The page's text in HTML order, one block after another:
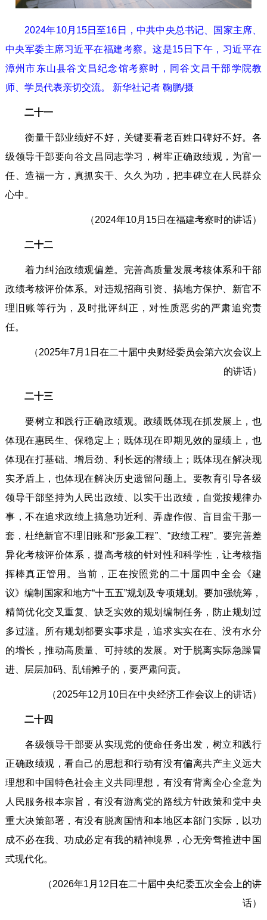
2024年10月15日至16日，中共中央总书记、国家主席、
中央军委主席习近平在福建考察。这是15日下午，习近平在
漳州市东山县谷文昌纪念馆考察时，同谷文昌干部学院教
师、学员代表亲切交流。 新华社记者 鞠鹏/摄
二十一
衡量干部业绩好不好，关键要看老百姓口碑好不好。各
级领导干部要向谷文昌同志学习，树牢正确政绩观，为官一
任、造福一方，真抓实干、久久为功，把丰碑立在人民群众
心中。
（2024年10月15日在福建考察时的讲话）
二十二
着力纠治政绩观偏差。完善高质量发展考核体系和干部
政绩考核评价体系。对违规招商引资、搞地方保护、新官不
理旧账等行为，及时批评纠正，对性质恶劣的严肃追究责
任。
（2025年7月1日在二十届中央财经委员会第六次会议上
的讲话）
二十三
要树立和践行正确政绩观。政绩既体现在抓发展上，也
体现在惠民生、保稳定上；既体现在即期见效的显绩上，也
体现在打基础、增后劲、利长远的潜绩上；既体现在解决现
实矛盾上，也体现在解决历史遗留问题上。要教育引导各级
领导干部坚持为人民出政绩、以实干出政绩，自觉按规律办
事，不在追求政绩上搞急功近利、弄虚作假、盲目蛮干那一
套，杜绝新官不理旧账和“形象工程”、“政绩工程”。要完善差
异化考核评价体系，提高考核的针对性和科学性，让考核指
挥棒真正管用。当前，正在按照党的二十届四中全会《建
议》编制国家和地方“十五五”规划及专项规划。要加强统筹，
精简优化交叉重复、缺乏实效的规划编制任务，防止规划过
多过滥。所有规划都要实事求是，追求实实在在、没有水分
的增长，推动高质量、可持续的发展。对于脱离实际急躁冒
进、层层加码、乱铺摊子的，要严肃问责。
（2025年12月10日在中央经济工作会议上的讲话）
二十四
各级领导干部要从实现党的使命任务出发，树立和践行
正确政绩观，看自己的思想和行动有没有偏离共产主义远大
理想和中国特色社会主义共同理想，有没有背离全心全意为
人民服务根本宗旨，有没有游离党的路线方针政策和党中央
重大决策部署，有没有脱离国情和本地区本部门实际，以功
成不必在我、功成必定有我的精神境界，心无旁骛推进中国
式现代化。
（2026年1月12日在二十届中央纪委五次全会上的讲
话）